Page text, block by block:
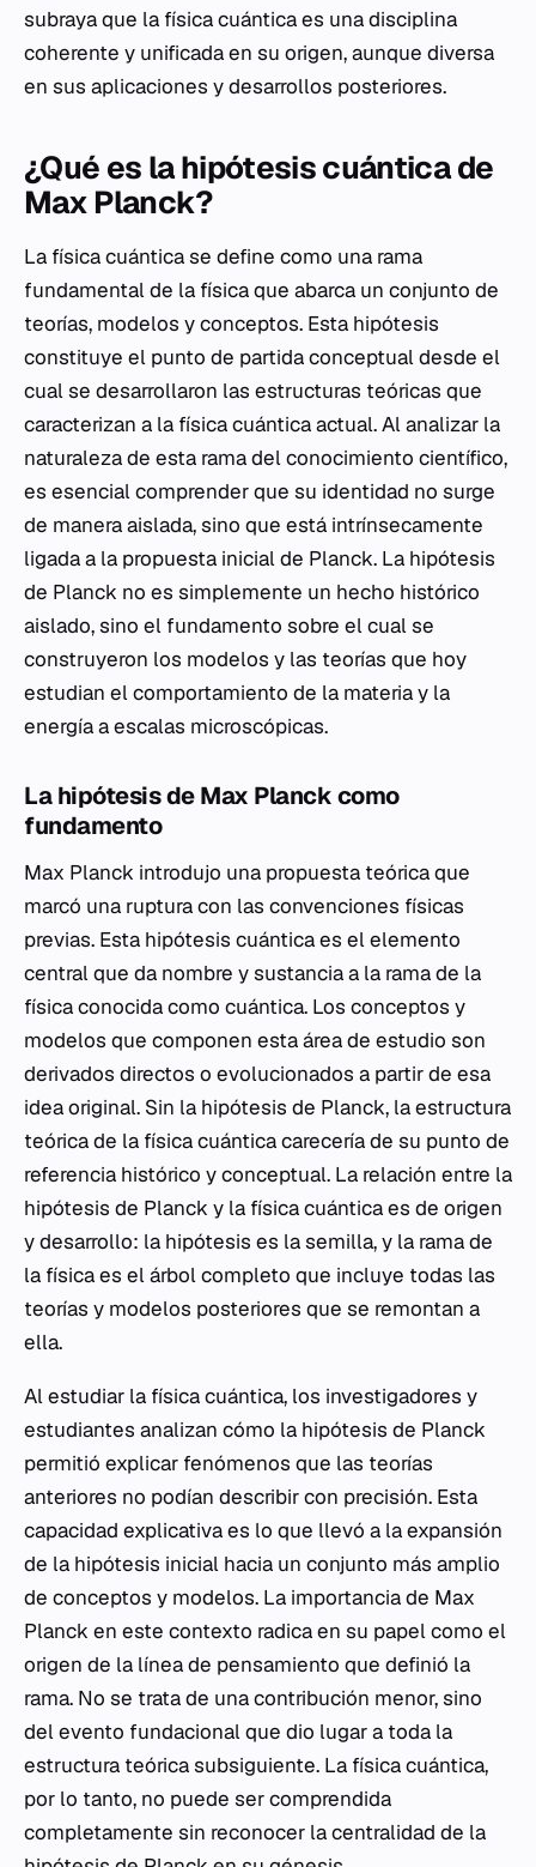
subraya que la física cuántica es una disciplina
coherente y unificada en su origen, aunque diversa
en sus aplicaciones y desarrollos posteriores.
¿Qué es la hipótesis cuántica de
Max Planck?
La física cuántica se define como una rama
fundamental de la física que abarca un conjunto de
teorías, modelos y conceptos. Esta hipótesis
constituye el punto de partida conceptual desde el
cual se desarrollaron las estructuras teóricas que
caracterizan a la física cuántica actual. Al analizar la
naturaleza de esta rama del conocimiento científico,
es esencial comprender que su identidad no surge
de manera aislada, sino que está intrínsecamente
ligada a la propuesta inicial de Planck. La hipótesis
de Planck no es simplemente un hecho histórico
aislado, sino el fundamento sobre el cual se
construyeron los modelos y las teorías que hoy
estudian el comportamiento de la materia y la
energía a escalas microscópicas.
La hipótesis de Max Planck como
fundamento
Max Planck introdujo una propuesta teórica que
marcó una ruptura con las convenciones físicas
previas. Esta hipótesis cuántica es el elemento
central que da nombre y sustancia a la rama de la
física conocida como cuántica. Los conceptos y
modelos que componen esta área de estudio son
derivados directos o evolucionados a partir de esa
idea original. Sin la hipótesis de Planck, la estructura
teórica de la física cuántica carecería de su punto de
referencia histórico y conceptual. La relación entre la
hipótesis de Planck y la física cuántica es de origen
y desarrollo: la hipótesis es la semilla, y la rama de
la física es el árbol completo que incluye todas las
teorías y modelos posteriores que se remontan a
ella.
Al estudiar la física cuántica, los investigadores y
estudiantes analizan cómo la hipótesis de Planck
permitió explicar fenómenos que las teorías
anteriores no podían describir con precisión. Esta
capacidad explicativa es lo que llevó a la expansión
de la hipótesis inicial hacia un conjunto más amplio
de conceptos y modelos. La importancia de Max
Planck en este contexto radica en su papel como el
origen de la línea de pensamiento que definió la
rama. No se trata de una contribución menor, sino
del evento fundacional que dio lugar a toda la
estructura teórica subsiguiente. La física cuántica,
por lo tanto, no puede ser comprendida
completamente sin reconocer la centralidad de la